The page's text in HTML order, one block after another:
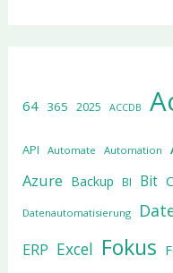
64 365 2025 ACCDB
API Automate Automation
Azure Backup BI Bit
Datenautomatisierung
ERP Excel Fokus